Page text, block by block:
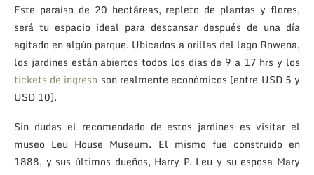
Este paraíso de 20 hectáreas, repleto de plantas y flores,
será tu espacio ideal para descansar después de una día
agitado en algún parque. Ubicados a orillas del lago Rowena,
los jardines están abiertos todos los días de 9 a 17 hrs y los
tickets de ingreso son realmente económicos (entre USD 5 y
USD 10).
Sin dudas el recomendado de estos jardines es visitar el
museo Leu House Museum. El mismo fue construido en
1888, y sus últimos dueños, Harry P. Leu y su esposa Mary